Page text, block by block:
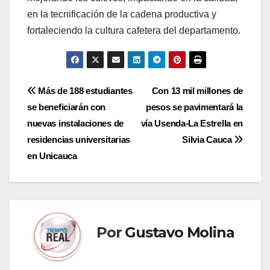
en la tecnificación de la cadena productiva y
fortaleciendo la cultura cafetera del departamento.
Navegación
de
entradas
Con 13 mil millones de
pesos se pavimentará la
vía Usenda-La Estrella en
Silvia Cauca
Más de 188 estudiantes
se beneficiarán con
nuevas instalaciones de
residencias universitarias
en Unicauca
Por Gustavo Molina